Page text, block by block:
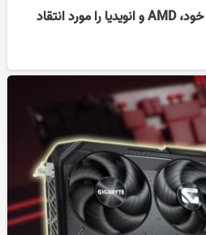
اینتل در گزارش امنیتی اخیر خود، AMD و انویدیا را مورد انتقاد